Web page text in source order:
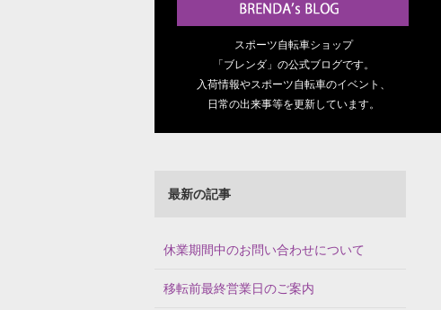
スポーツ自転車ショップ
「ブレンダ」の公式ブログです。
入荷情報やスポーツ自転車のイベント、
日常の出来事等を更新しています。
最新の記事
休業期間中のお問い合わせについて
移転前最終営業日のご案内